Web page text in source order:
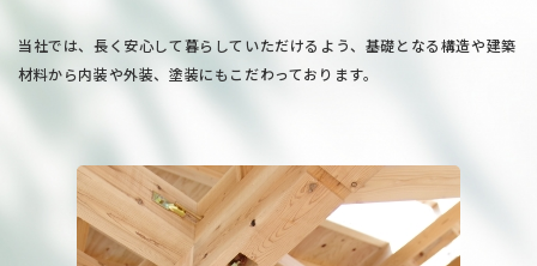
当社では、長く安心して暮らしていただけるよう、 基礎となる構造や建築
材料から内装や外装、塗装にもこだわっております。